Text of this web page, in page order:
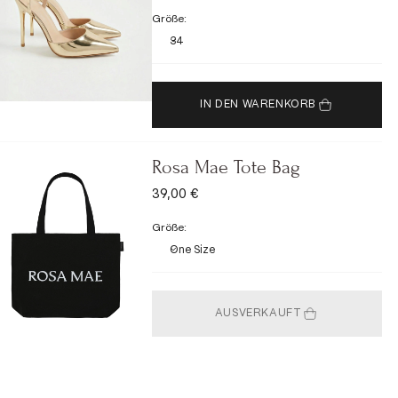
Größe:
34
IN DEN WARENKORB
Rosa Mae Tote Bag
ANGEBOT
39,00 €
Größe:
One Size
AUSVERKAUFT